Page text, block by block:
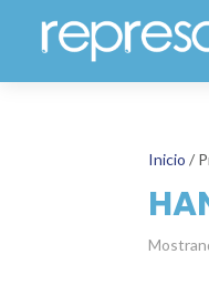
Inicio /